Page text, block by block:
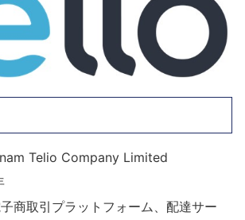
Telio Company Limited
商取引プラットフォーム、配達サー